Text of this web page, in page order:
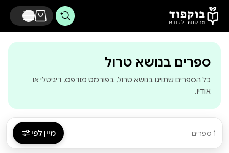
דלג לתוכן הראשי
ספרים בנושא טרול
כל הספרים שתויגו בנושא טרול, בפורמט מודפס, דיגיטלי או
אודיו.
1 ספרים מיין לפי